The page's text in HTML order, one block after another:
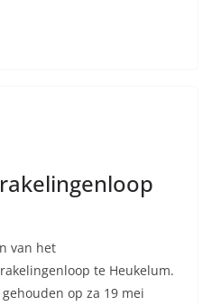
van het
te Heukelum.
op za 19 mei